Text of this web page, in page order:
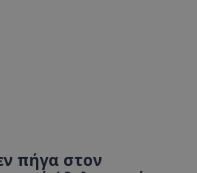
πήγα στον